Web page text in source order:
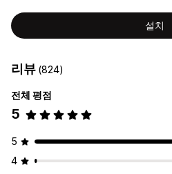
설치
리뷰 (824)
전체 평점
5
5
4